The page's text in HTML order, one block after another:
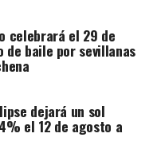
por
desarrollo urbano,
las nuevas
empresas que la
y circulaban
régimen suspensivo
se sucedían
diferentes
de los depósitos
celebrará el 29 de
de baile por sevillanas
dejará un sol
el 12 de agosto a